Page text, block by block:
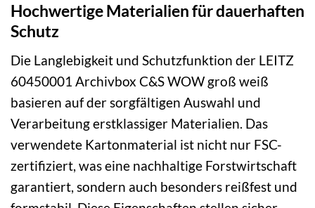
Hochwertige Materialien für dauerhaften
Schutz
Die Langlebigkeit und Schutzfunktion der LEITZ
60450001 Archivbox C&S WOW groß weiß
basieren auf der sorgfältigen Auswahl und
Verarbeitung erstklassiger Materialien. Das
verwendete Kartonmaterial ist nicht nur FSC-
zertifiziert, was eine nachhaltige Forstwirtschaft
garantiert, sondern auch besonders reißfest und